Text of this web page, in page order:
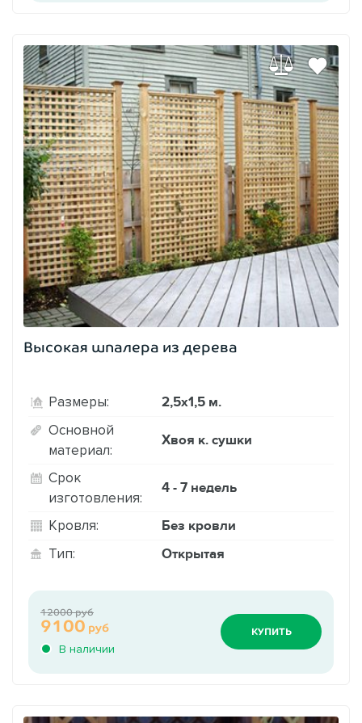
Высокая шпалера из дерева
Размеры: 2,5х1,5 м.
Основной
материал:
Хвоя к. сушки
Срок
изготовления:
4 - 7 недель
Кровля: Без кровли
Тип: Открытая
В наличии
9100 руб
12000 руб
КУПИТЬ